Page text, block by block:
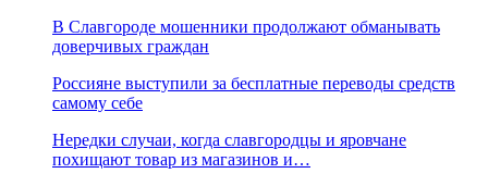
В Славгороде мошенники продолжают обманывать
доверчивых граждан
Россияне выступили за бесплатные переводы средств
самому себе
Нередки случаи, когда славгородцы и яровчане
похищают товар из магазинов и…